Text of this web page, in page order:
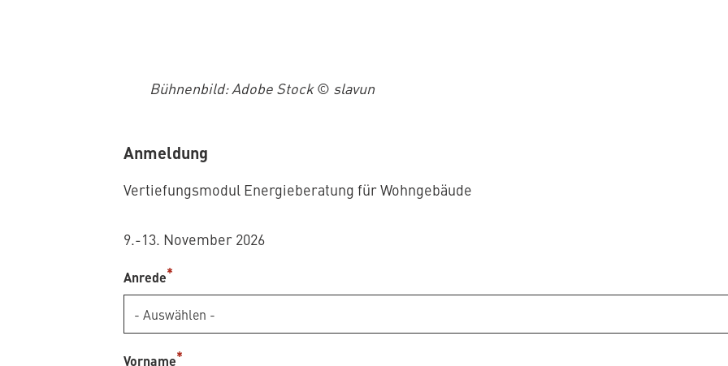
Bühnenbild: Adobe Stock© slavun
Anmeldung
Vertiefungsmodul Energieberatung für Wohngebäude
9.-13. November 2026
Anrede
Vorname